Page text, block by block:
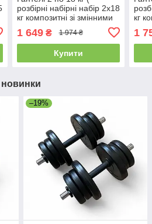
розбірні набірні набір 2х18
кг композитні зі змінними
будинку )
1 649₴ 1 974 ₴
Купити
кг
1
новинки
–19%